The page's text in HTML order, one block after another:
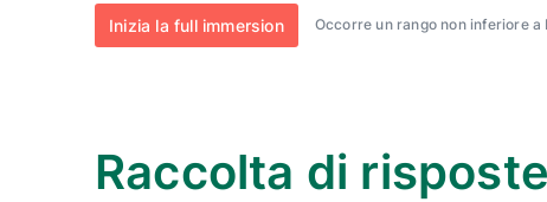
Inizia la full immersion Occorre un rango non inferiore a
Raccolta di